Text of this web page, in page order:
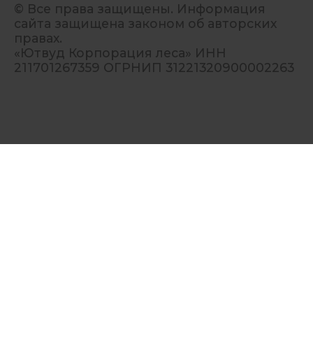
© Все права защищены. Информация
сайта защищена законом об авторских
правах.
«Ютвуд Корпорация леса» ИНН
211701267359 ОГРНИП 31221320900002263